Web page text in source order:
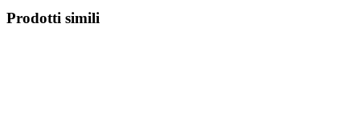
Prodotti simili